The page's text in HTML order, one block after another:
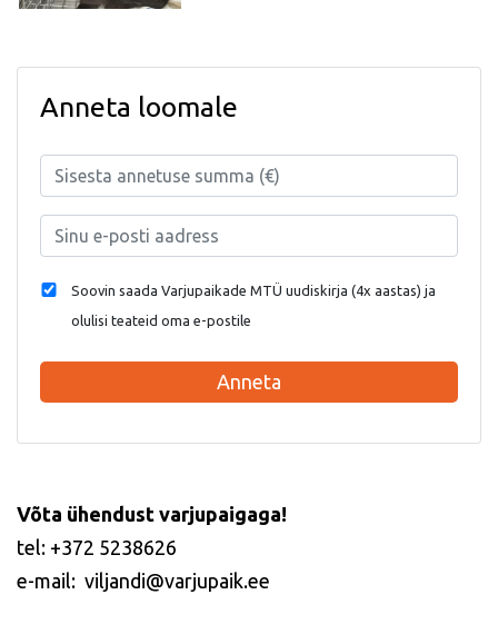
Anneta loomale
Soovin saada Varjupaikade MTÜ uudiskirja (4x aastas) ja
olulisi teateid oma e-postile
Anneta
Võta ühendust varjupaigaga!
tel: +372 5238626
e-mail: viljandi@varjupaik.ee